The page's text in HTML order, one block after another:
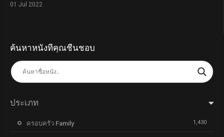
01 Jul 2022
ค้นหาหนังที่คุณชื่นชอบ
ประเภท
ครอบครัว Family 1,430